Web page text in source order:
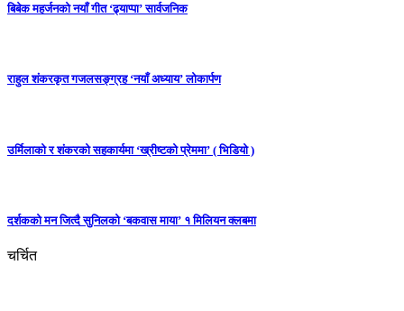
बिबेक महर्जनको नयाँ गीत ‘ढ्याप्पा’ सार्वजनिक
राहुल शंकरकृत गजलसङ्ग्रह ‘नयाँ अध्याय’ लोकार्पण
उर्मिलाको र शंकरको सहकार्यमा ‘ख्रीष्टको प्रेममा’ ( भिडियो )
दर्शकको मन जित्दै सुनिलको ‘बकवास माया’ १ मिलियन क्लबमा
चर्चित